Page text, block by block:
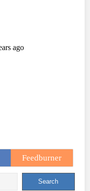
Feedburner